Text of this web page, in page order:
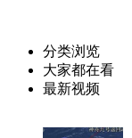
分类浏览
大家都在看
最新视频